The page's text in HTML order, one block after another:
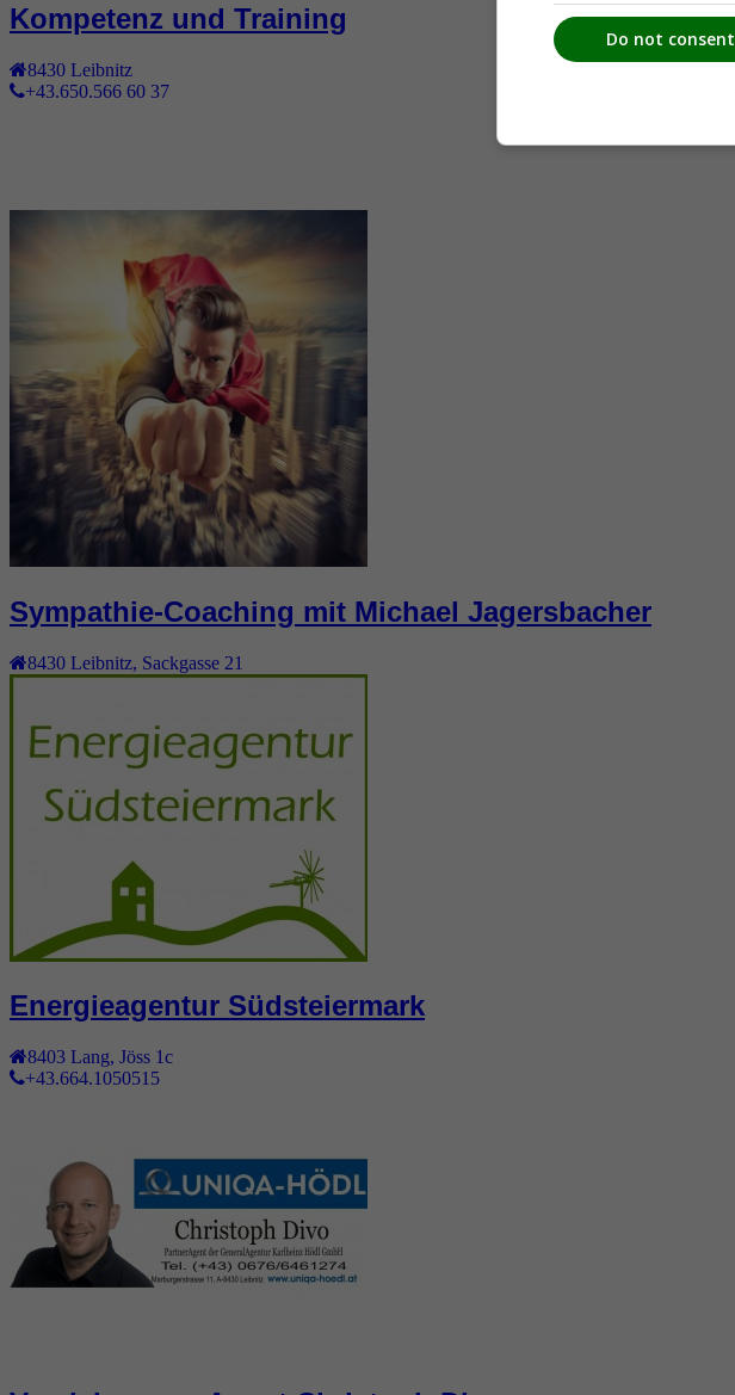
Kompetenz und Training
8430 Leibnitz
+43.650.566 60 37
Sympathie-Coaching mit Michael Jagersbacher
8430 Leibnitz Sackgasse 21
Energieagentur Südsteiermark
8403 Lang, Jöss 1c
+43.664.1050515
Do not consent